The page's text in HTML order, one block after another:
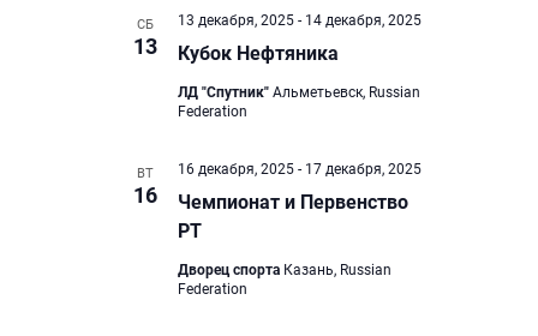
СБ
13 Кубок Нефтяника
13 декабря, 2025- 14 декабря, 2025
ЛД "Спутник" Альметьевск, Russian
Federation
ВТ
16
Чемпионат и Первенство
РТ
16 декабря, 2025- 17 декабря, 2025
Дворец спорта Казань, Russian
Federation